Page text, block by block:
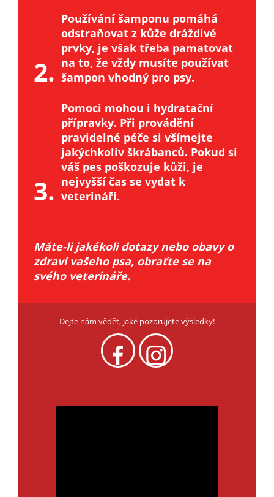
2.
Používání šamponu pomáhá
odstraňovat z kůže dráždivé
prvky, je však třeba pamatovat
na to, že vždy musíte používat
šampon vhodný pro psy.
3.
Pomoci mohou i hydratační
přípravky. Při provádění
pravidelné péče si všímejte
jakýchkoliv škrábanců. Pokud si
váš pes poškozuje kůži, je
nejvyšší čas se vydat k
veterináři.
Máte-li jakékoli dotazy nebo obavy o
zdraví vašeho psa, obraťte se na
svého veterináře.
Dejte nám vědět, jaké pozorujete výsledky!